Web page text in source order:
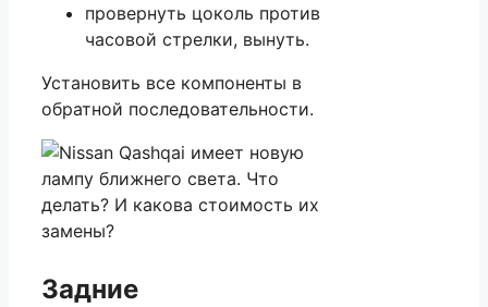
провернуть цоколь против
часовой стрелки, вынуть.
Установить все компоненты в
обратной последовательности.
Задние